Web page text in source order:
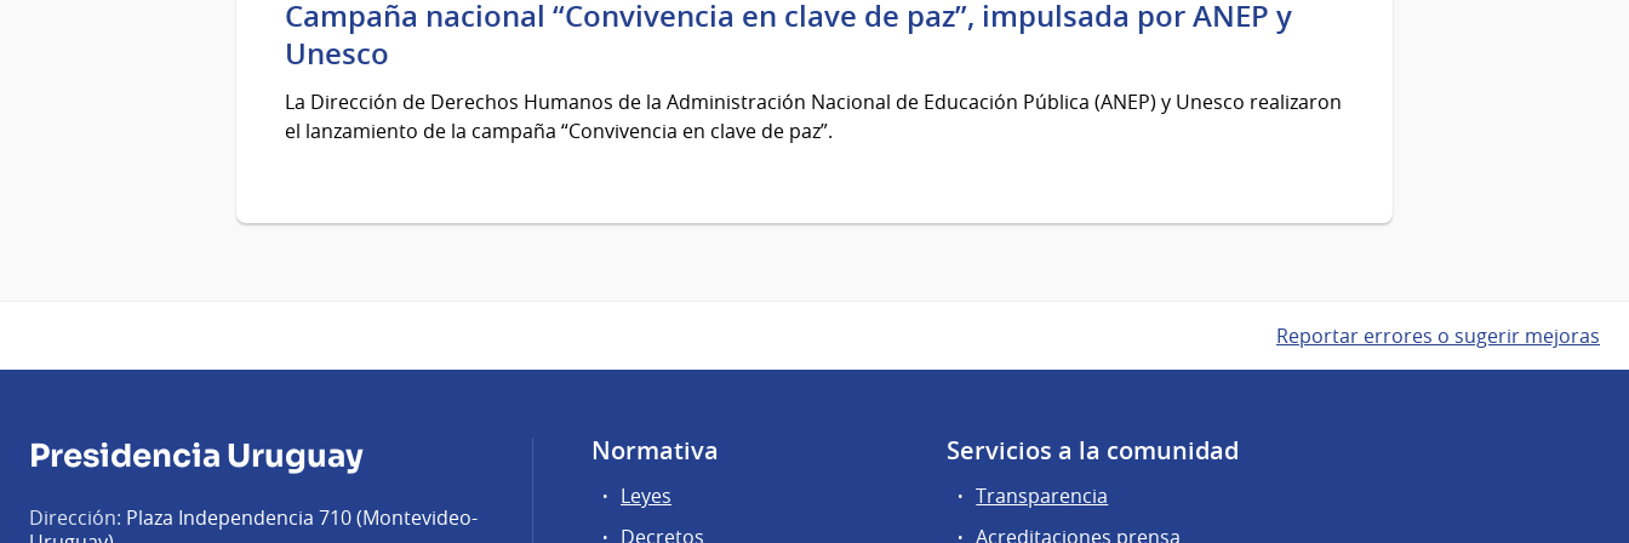
Campaña nacional “Convivencia en clave de paz”, impulsada por ANEP y
Unesco
La Dirección de Derechos Humanos de la Administración Nacional de Educación Pública (ANEP) y Unesco realizaron
el lanzamiento de la campaña “Convivencia en clave de paz”.
Reportar errores o sugerir mejoras
Presidencia Uruguay
Dirección: Plaza Independencia 710 (Montevideo-
Normativa
Leyes
Decretos
Servicios a la comunidad
Transparencia
Acreditaciones prensa